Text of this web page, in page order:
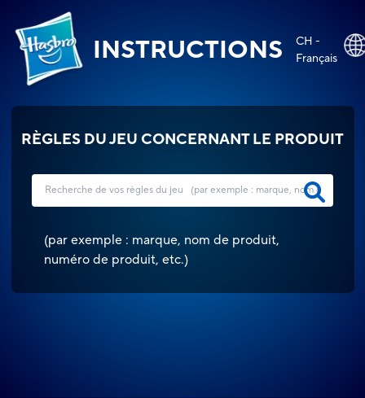
INSTRUCTIONS
CH -
Français
RÈGLES DU JEU CONCERNANT LE PRODUIT
(par exemple : marque, nom de produit,
numéro de produit, etc.)